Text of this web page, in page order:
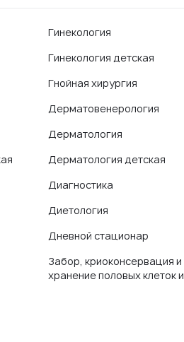
Гинекология
Гинекология детская
Гнойная хирургия
Дерматовенерология
Дерматология
Дерматология детская
Диагностика
Диетология
Дневной стационар
Забор, криоконсервация и
хранение половых клеток и